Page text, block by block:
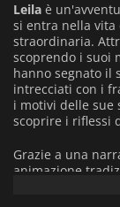
Leila è
si entra nella vita
straordinaria.
scoprendo i suoi
hanno segnato il
intrecciati con i
i motivi delle sue
scoprire i riflessi
Grazie a una
animazione
colonna sonora